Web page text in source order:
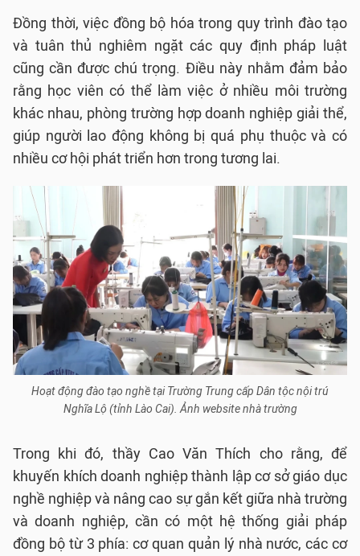
Đồng thời, việc đồng bộ hóa trong quy trình đào tạo
và tuân thủ nghiêm ngặt các quy định pháp luật
cũng cần được chú trọng. Điều này nhằm đảm bảo
rằng học viên có thể làm việc ở nhiều môi trường
khác nhau, phòng trường hợp doanh nghiệp giải thể,
giúp người lao động không bị quá phụ thuộc và có
nhiều cơ hội phát triển hơn trong tương lai.
Hoạt động đào tạo nghề tại Trường Trung cấp Dân tộc nội trú
Nghĩa Lộ (tỉnh Lào Cai). Ảnh website nhà trường
Trong khi đó, thầy Cao Văn Thích cho rằng, để
khuyến khích doanh nghiệp thành lập cơ sở giáo dục
nghề nghiệp và nâng cao sự gắn kết giữa nhà trường
và doanh nghiệp, cần có một hệ thống giải pháp
đồng bộ từ 3 phía: cơ quan quản lý nhà nước, các cơ